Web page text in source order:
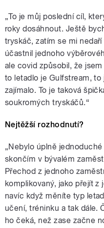
„To je můj poslední cíl,
roky dosáhnout. Ještě
tryskáč, zatím se mi
účastnil jednoho
ale covid způsobil, že
to letadlo je Gulfstream,
zajímalo. To je taková
soukromých tryskáčů.“
Nejtěžší rozhodnutí?
„Nebylo úplně
skončím v bývalém
Přechod z jednoho
komplikovaný, jako přejít z
navíc když měníte typ
učení, tréninku a tak dále.
ho čeká, než zase začne